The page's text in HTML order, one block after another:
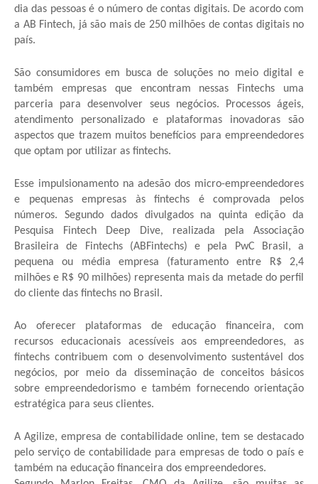
dia das pessoas é o número de contas digitais. De acordo com
a AB Fintech, já são mais de 250 milhões de contas digitais no
país.
São consumidores em busca de soluções no meio digital e
também empresas que encontram nessas Fintechs uma
parceria para desenvolver seus negócios. Processos ágeis,
atendimento personalizado e plataformas inovadoras são
aspectos que trazem muitos benefícios para empreendedores
que optam por utilizar as fintechs.
Esse impulsionamento na adesão dos micro-empreendedores
e pequenas empresas às fintechs é comprovada pelos
números. Segundo dados divulgados na quinta edição da
Pesquisa Fintech Deep Dive, realizada pela Associação
Brasileira de Fintechs (ABFintechs) e pela PwC Brasil, a
pequena ou média empresa (faturamento entre R$ 2,4
milhões e R$ 90 milhões) representa mais da metade do perfil
do cliente das fintechs no Brasil.
Ao oferecer plataformas de educação financeira, com
recursos educacionais acessíveis aos empreendedores, as
fintechs contribuem com o desenvolvimento sustentável dos
negócios, por meio da disseminação de conceitos básicos
sobre empreendedorismo e também fornecendo orientação
estratégica para seus clientes.
A Agilize, empresa de contabilidade online, tem se destacado
pelo serviço de contabilidade para empresas de todo o país e
também na educação financeira dos empreendedores.